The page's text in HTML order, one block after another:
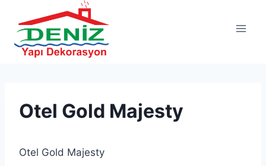
Otel Gold Majesty
Otel Gold Majesty